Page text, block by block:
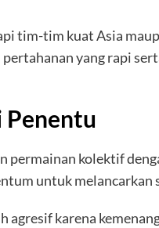
tim-tim kuat Asia
yang rapi
permainan kolektif
untuk melancarkan
karena